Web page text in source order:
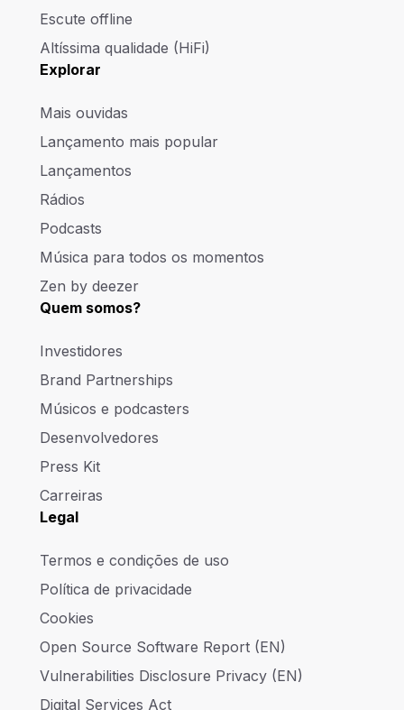
Escute offline
Altíssima qualidade (HiFi)
Explorar
Mais ouvidas
Lançamento mais popular
Lançamentos
Rádios
Podcasts
Música para todos os momentos
Zen by deezer
Quem somos?
Investidores
Brand Partnerships
Músicos e podcasters
Desenvolvedores
Press Kit
Carreiras
Legal
Termos e condições de uso
Política de privacidade
Cookies
Open Source Software Report (EN)
Vulnerabilities Disclosure Privacy (EN)
Digital Services Act